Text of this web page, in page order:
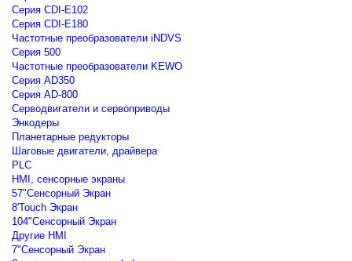
Серия CDI-E102
Серия CDI-E180
Частотные преобразователи iNDVS
Серия 500
Частотные преобразователи KEWO
Серия AD350
Серия AD-800
Серводвигатели и сервоприводы
Энкодеры
Планетарные редукторы
Шаговые двигатели, драйвера
PLC
HMI, сенсорные экраны
57"Сенсорный Экран
8'Touch Экран
104"Сенсорный Экран
Другие HMI
7"Сенсорный Экран